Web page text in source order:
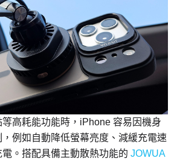
高耗能功能時，iPhone 容易因機身
例如自動降低螢幕亮度、減緩充電速
。搭配具備主動散熱功能的 JOWUA